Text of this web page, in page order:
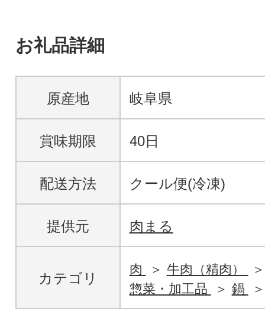
お礼品詳細
原産地 岐阜県
賞味期限 40日
配送方法 クール便(冷凍)
提供元 肉まる
カテゴリ
肉
牛肉（精肉）
惣菜・加工品
鍋